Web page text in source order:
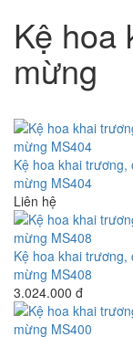
Kệ hoa
mừng
Kệ hoa khai trương,
mừng MS404
Liên hệ
Kệ hoa khai trương,
mừng MS408
3.024.000 đ